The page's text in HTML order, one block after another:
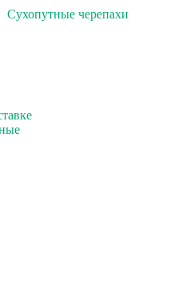
Сухопутные черепахи